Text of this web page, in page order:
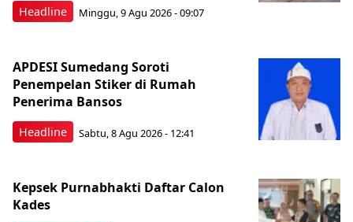
Headline Minggu, 9 Agu 2026 - 09:07
Headline
APDESI Sumedang Soroti
Penempelan Stiker di Rumah
Penerima Bansos
Sabtu, 8 Agu 2026 - 12:41
Kepsek Purnabhakti Daftar Calon
Kades